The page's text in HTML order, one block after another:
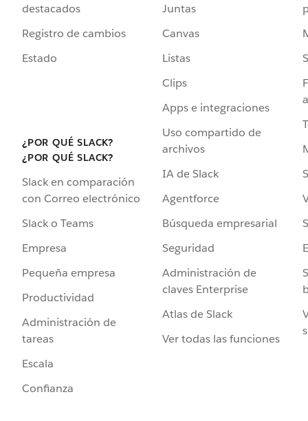
destacados
Registro de cambios
Estado
¿POR QUÉ SLACK?
¿POR QUÉ SLACK?
Slack en comparación
con Correo electrónico
Slack o Teams
Empresa
Pequeña empresa
Productividad
Administración de
tareas
Escala
Confianza
Juntas
Canvas
Listas
Clips
Apps e integraciones
Uso compartido de
archivos
IA de Slack
Agentforce
Búsqueda empresarial
Seguridad
Administración de
claves Enterprise
Atlas de Slack
Ver todas las funciones